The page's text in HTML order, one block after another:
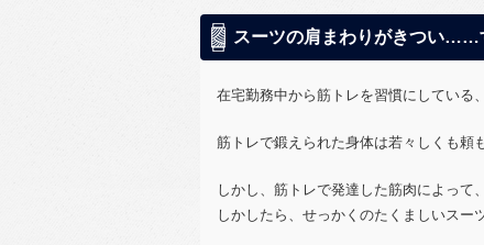
スーツの肩まわりがきつい……
在宅勤務中から筋トレを習慣にしている
筋トレで鍛えられた身体は若々しくも頼
しかし、筋トレで発達した筋肉によって
しかしたら、せっかくのたくましいスー